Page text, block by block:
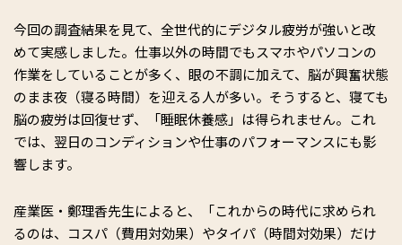
今回の調査結果を見て、全世代的にデジタル疲労が強いと改
めて実感しました。仕事以外の時間でもスマホやパソコンの
作業をしていることが多く、眼の不調に加えて、脳が興奮状態
のまま夜（寝る時間）を迎える人が多い。そうすると、寝ても
脳の疲労は回復せず、「睡眠休養感」は得られません。これ
では、翌日のコンディションや仕事のパフォーマンスにも影
響します。
産業医・鄭理香先生によると、「これからの時代に求められ
るのは、コスパ（費用対効果）やタイパ（時間対効果）だけ